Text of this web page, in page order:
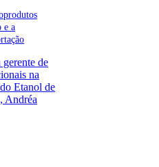
e a
de
na
Etanol de
Andréa